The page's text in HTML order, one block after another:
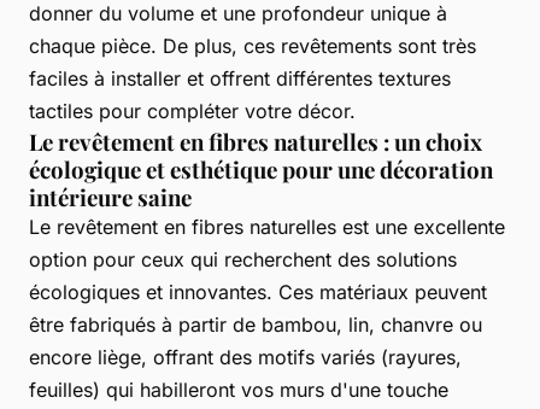
donner du volume et une profondeur unique à
chaque pièce. De plus, ces revêtements sont très
faciles à installer et offrent différentes textures
tactiles pour compléter votre décor.
Le revêtement en fibres naturelles : un choix
écologique et esthétique pour une décoration
intérieure saine
Le revêtement en fibres naturelles est une excellente
option pour ceux qui recherchent des solutions
écologiques et innovantes. Ces matériaux peuvent
être fabriqués à partir de bambou, lin, chanvre ou
encore liège, offrant des motifs variés (rayures,
feuilles) qui habilleront vos murs d'une touche